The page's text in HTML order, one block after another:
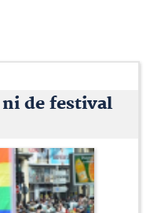
de festival